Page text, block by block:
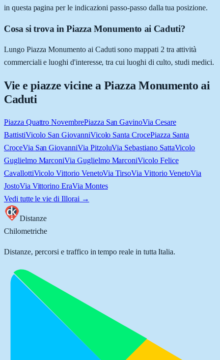
in questa pagina per le indicazioni passo-passo dalla tua posizione.
Cosa si trova in Piazza Monumento ai Caduti?
Lungo Piazza Monumento ai Caduti sono mappati 2 tra attività
commerciali e luoghi d'interesse, tra cui luoghi di culto, studi medici.
Vie e piazze vicine a Piazza Monumento ai
Caduti
Piazza Quattro NovembrePiazza San GavinoVia Cesare
BattistiVicolo San GiovanniVicolo Santa CrocePiazza Santa
CroceVia San GiovanniVia PitzoluVia Sebastiano SattaVicolo
Guglielmo MarconiVia Guglielmo MarconiVicolo Felice
CavallottiVicolo Vittorio VenetoVia TirsoVia Vittorio VenetoVia
JostoVia Vittorino EraVia Montes
Vedi tutte le vie di Illorai →
Distanze
Chilometriche
Distanze, percorsi e traffico in tempo reale in tutta Italia.